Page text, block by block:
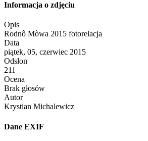
Informacja o zdjęciu
Opis
Rodnô Mòwa 2015 fotorelacja
Data
piątek, 05, czerwiec 2015
Odsłon
211
Ocena
Brak głosów
Autor
Krystian Michalewicz
Dane EXIF